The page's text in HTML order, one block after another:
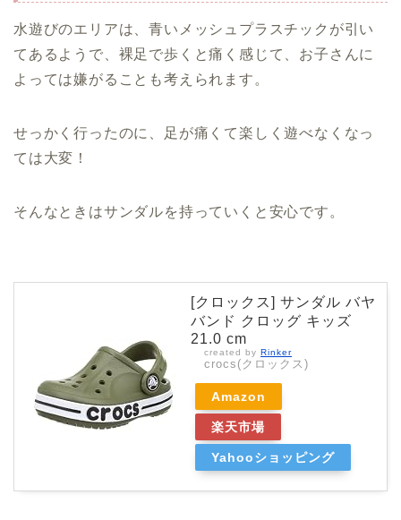
水遊びのエリアは、青いメッシュプラスチックが引い
てあるようで、裸足で歩くと痛く感じて、お子さんに
よっては嫌がることも考えられます。
せっかく行ったのに、足が痛くて楽しく遊べなくなっ
ては大変！
そんなときはサンダルを持っていくと安心です。
[クロックス] サンダル バヤ
バンド クロッグ キッズ
21.0 cm
created by Rinker
crocs(クロックス)
Amazon
楽天市場
Yahooショッピング